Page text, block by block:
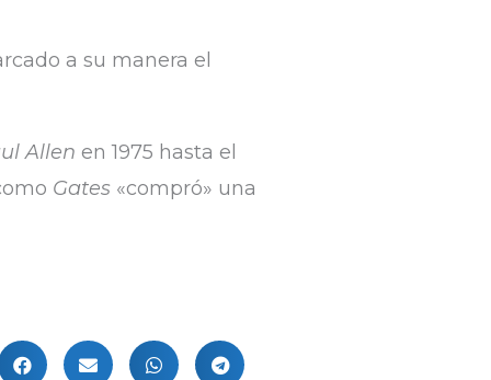
a su manera el
Allen en 1975 hasta el
Gates «compró» una